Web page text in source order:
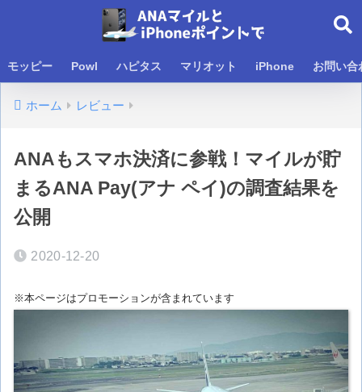
モッピー Powl ハピタス マリオット iPhone お問い合
ホーム レビュー
ANAもスマホ決済に参戦！マイルが貯
まるANA Pay(アナ ペイ)の調査結果を
公開
2020-12-20
※本ページはプロモーションが含まれています